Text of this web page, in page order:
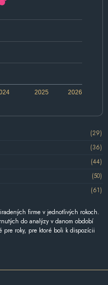
2026
2025
(29)
(36)
(44)
(50)
(61)
firme v jednotlivých rokoch.
do analýzy v danom období
roky, pre ktoré boli k dispozícii